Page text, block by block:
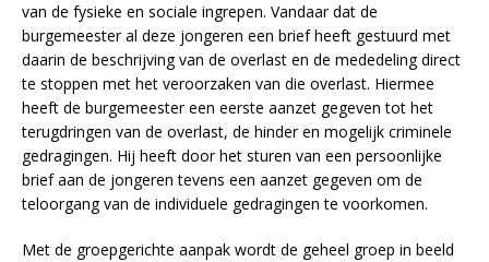
van de fysieke en sociale ingrepen. Vandaar dat de
burgemeester al deze jongeren een brief heeft gestuurd met
daarin de beschrijving van de overlast en de mededeling direct
te stoppen met het veroorzaken van die overlast. Hiermee
heeft de burgemeester een eerste aanzet gegeven tot het
terugdringen van de overlast, de hinder en mogelijk criminele
gedragingen. Hij heeft door het sturen van een persoonlijke
brief aan de jongeren tevens een aanzet gegeven om de
teloorgang van de individuele gedragingen te voorkomen.
Met de groepgerichte aanpak wordt de geheel groep in beeld